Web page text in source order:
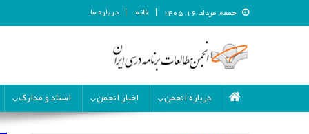
جمعه, مرداد ۱۶, ۱۴۰۵ خانه درباره ما
انجمن مطالعات برنامه درسی
درباره انجمن
اخبار انجمن اسناد و مدارک